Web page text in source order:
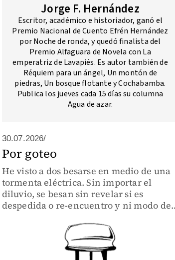
Jorge F. Hernández
Escritor, académico e historiador, ganó el
Premio Nacional de Cuento Efrén Hernández
por Noche de ronda, y quedó finalista del
Premio Alfaguara de Novela con La
emperatriz de Lavapiés. Es autor también de
Réquiem para un ángel, Un montón de
piedras, Un bosque flotante y Cochabamba.
Publica los jueves cada 15 días su columna
Agua de azar.
30.07.2026/
Por goteo
He visto a dos besarse en medio de una
tormenta eléctrica. Sin importar el
diluvio, se besan sin revelar si es
despedida o re-encuentro y ni modo de